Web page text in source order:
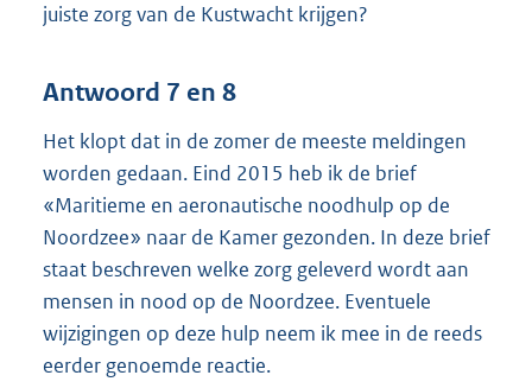
juiste zorg van de Kustwacht krijgen?
Antwoord 7 en 8
Het klopt dat in de zomer de meeste meldingen
worden gedaan. Eind 2015 heb ik de brief
«Maritieme en aeronautische noodhulp op de
Noordzee» naar de Kamer gezonden. In deze brief
staat beschreven welke zorg geleverd wordt aan
mensen in nood op de Noordzee. Eventuele
wijzigingen op deze hulp neem ik mee in de reeds
eerder genoemde reactie.